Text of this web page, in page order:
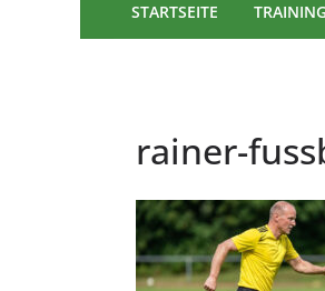
STARTSEITE
rainer-